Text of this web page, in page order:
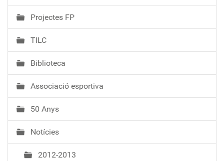
Projectes FP
TILC
Biblioteca
Associació esportiva
50 Anys
Notícies
2012-2013